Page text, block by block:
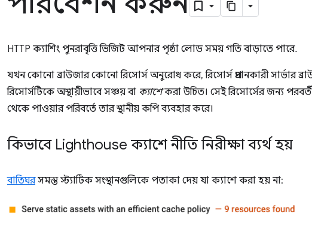
HTTP ক্যাশিং পুনরাবৃত্তি ভিজিট আপনার পৃষ্ঠা লোড সময় গতি বাড়াতে পারে.
যখন কোনো ব্রাউজার কোনো রিসোর্স অনুরোধ করে, রিসোর্স প্রদানকারী সার্ভার
রিসোর্সটিকে অস্থায়ীভাবে সঞ্চয় বা ক্যাশেকরা উচিত। সেই রিসোর্সের জন্য
থেকে পাওয়ার পরিবর্তে তার স্থানীয় কপি ব্যবহার করে।
কিভাবে Lighthouse ক্যাশে নীতি নিরীক্ষা ব্যর্থ হয়
বাতিঘরসমস্ত স্ট্যাটিক সংস্থানগুলিকে পতাকা দেয় যা ক্যাশে করা হয় না: